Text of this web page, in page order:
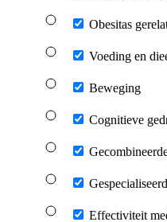
Obesitas
Voeding en
Beweging
Cognitieve
Effectiviteit